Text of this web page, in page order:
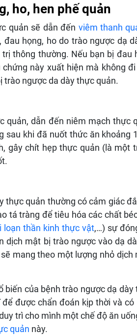
ho, hen phế quản
quản sẽ dẫn đến viêm thanh
đau họng, ho do trào ngược dạ
thông thường. Nếu bạn bị đau
chứng này xuất hiện mà không
trào ngược da dày thực quản.
quản, dẫn đến niêm mạch thực
sau khi đã nuốt thức ăn khoảng
gây chít hẹp thực quản (là một
thực quản thường có cảm giác
tá tràng để tiêu hóa các chất
loạn thần kinh thực vật,…) sự
dịch mật bị trào ngược vào dạ
mang theo một lượng nhỏ
biến của bệnh trào ngược dạ
được chẩn đoán kịp thời và
trì cho mình một chế độ ăn
quản này.